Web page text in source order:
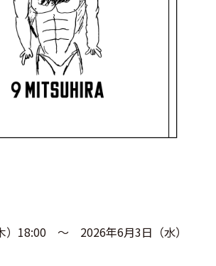
）18:00 ～ 2026年6月3日（水）